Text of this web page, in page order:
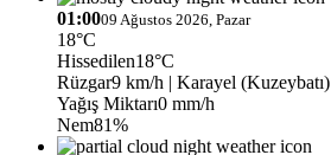
01:0009 Ağustos 2026, Pazar
18°C
Hissedilen18°C
Rüzgar9 km/h | Karayel (Kuzeybatı)
Yağış Miktarı0 mm/h
Nem81%